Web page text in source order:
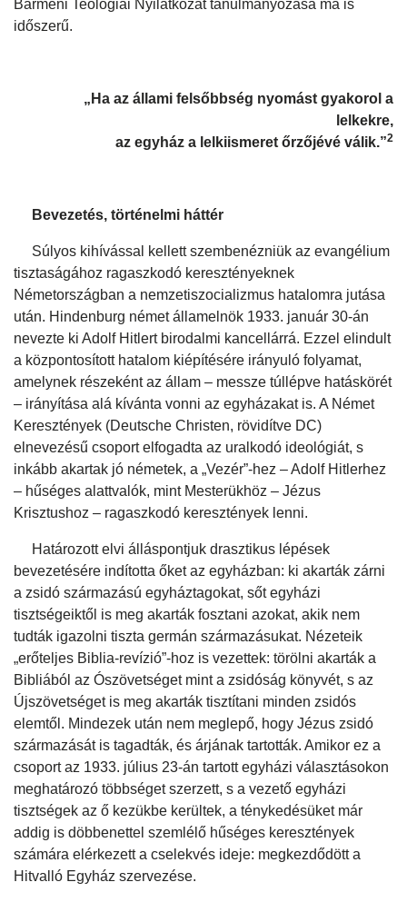
Barmeni Teológiai Nyilatkozat tanulmányozása ma is
időszerű.
„Ha az állami felsőbbség nyomást gyakorol a
lelkekre,
az egyház a lelkiismeret őrzőjévé válik.”2
Bevezetés, történelmi háttér
Súlyos kihívással kellett szembenézniük az evangélium
tisztaságához ragaszkodó keresztényeknek
Németországban a nemzetiszocializmus hatalomra jutása
után. Hindenburg német államelnök 1933. január 30-án
nevezte ki Adolf Hitlert birodalmi kancellárrá. Ezzel elindult
a központosított hatalom kiépítésére irányuló folyamat,
amelynek részeként az állam – messze túllépve hatáskörét
– irányítása alá kívánta vonni az egyházakat is. A Német
Keresztények (Deutsche Christen, rövidítve DC)
elnevezésű csoport elfogadta az uralkodó ideológiát, s
inkább akartak jó németek, a „Vezér”-hez – Adolf Hitlerhez
– hűséges alattvalók, mint Mesterükhöz – Jézus
Krisztushoz – ragaszkodó keresztények lenni.
Határozott elvi álláspontjuk drasztikus lépések
bevezetésére indította őket az egyházban: ki akarták zárni
a zsidó származású egyháztagokat, sőt egyházi
tisztségeiktől is meg akarták fosztani azokat, akik nem
tudták igazolni tiszta germán származásukat. Nézeteik
„erőteljes Biblia-revízió”-hoz is vezettek: törölni akarták a
Bibliából az Ószövetséget mint a zsidóság könyvét, s az
Újszövetséget is meg akarták tisztítani minden zsidós
elemtől. Mindezek után nem meglepő, hogy Jézus zsidó
származását is tagadták, és árjának tartották. Amikor ez a
csoport az 1933. július 23-án tartott egyházi választásokon
meghatározó többséget szerzett, s a vezető egyházi
tisztségek az ő kezükbe kerültek, a ténykedésüket már
addig is döbbenettel szemlélő hűséges keresztények
számára elérkezett a cselekvés ideje: megkezdődött a
Hitvalló Egyház szervezése.